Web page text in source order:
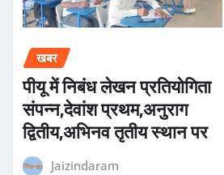
खबर
पीयू में निबंध लेखन प्रतियोगिता
संपन्न,देवांश प्रथम,अनुराग
द्वितीय,अभिनव तृतीय स्थान पर
Jaizindaram